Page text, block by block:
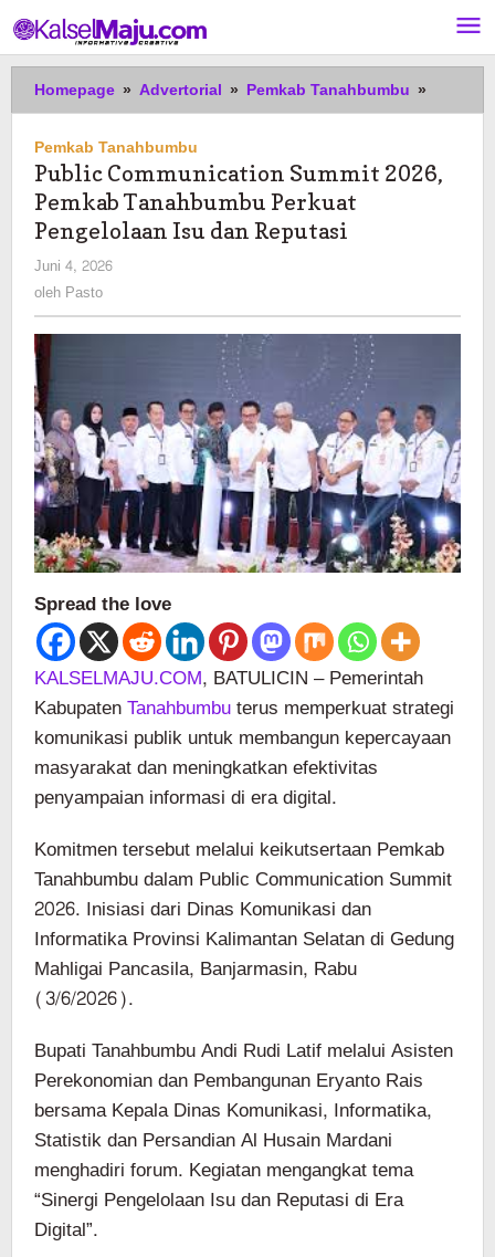
ke
konten
Homepage » Advertorial » Pemkab Tanahbumbu »
2026,
Pemkab
Reputasi
Pemkab Tanahbumbu
Public Communication Summit 2026,
Pemkab Tanahbumbu Perkuat
Pengelolaan Isu dan Reputasi
Juni 4, 2026
oleh Pasto
Spread the love
KALSELMAJU.COM, BATULICIN – Pemerintah
KabupatenTanahbumbuterus memperkuat strategi
komunikasi publik untuk membangun kepercayaan
masyarakat dan meningkatkan efektivitas
penyampaian informasi di era digital.
Komitmen tersebut melalui keikutsertaan Pemkab
Tanahbumbu dalam Public Communication Summit
2026. Inisiasi dari Dinas Komunikasi dan
Informatika Provinsi Kalimantan Selatan di Gedung
Mahligai Pancasila, Banjarmasin, Rabu
(3/6/2026).
Bupati Tanahbumbu Andi Rudi Latif melalui Asisten
Perekonomian dan Pembangunan Eryanto Rais
bersama Kepala Dinas Komunikasi, Informatika,
Statistik dan Persandian Al Husain Mardani
menghadiri forum. Kegiatan mengangkat tema
“Sinergi Pengelolaan Isu dan Reputasi di Era
Digital”.